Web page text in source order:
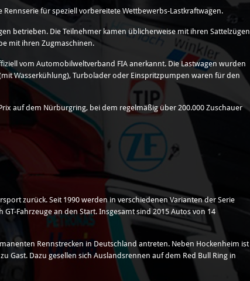
für speziell vorbereitete Wettbewerbs-Lastkraftwagen.
betrieben. Die Teilnehmer kamen üblicherweise mit ihren Sattelzügen
mit ihren Zugmaschinen.
vom Automobilweltverband FIA anerkannt. Die Lastwagen wurden
Wasserkühlung), Turbolader oder Einspritzpumpen waren für den
auf dem Nürburgring, bei dem regelmäßig über 200.000 Zuschauer
zurück. Seit 1990 werden in verschiedenen Varianten der Serie
Fahrzeuge an den Start. Insgesamt sind 2015 Autos von 14
Rennstrecken in Deutschland antreten. Neben Hockenheim ist
Gast. Dazu gesellen sich Auslandsrennen auf dem Red Bull Ring in